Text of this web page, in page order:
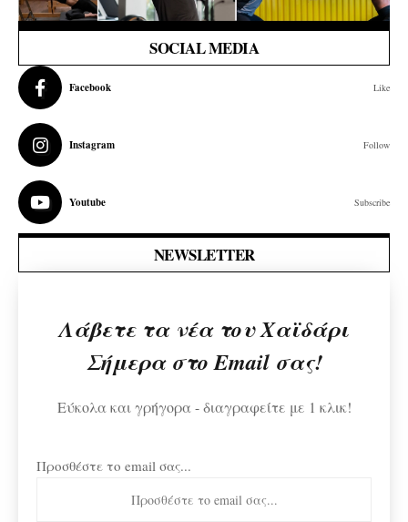
SOCIAL MEDIA
Facebook Like
Instagram Follow
Youtube Subscribe
NEWSLETTER
Λάβετε τα νέα του Χαϊδάρι
Σήμερα στο Email σας!
Εύκολα και γρήγορα - διαγραφείτε με 1 κλικ!
Προσθέστε το email σας...